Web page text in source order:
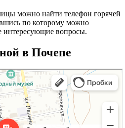
можно найти телефон горячей
по которому можно
интересующие вопросы.
в Почепе